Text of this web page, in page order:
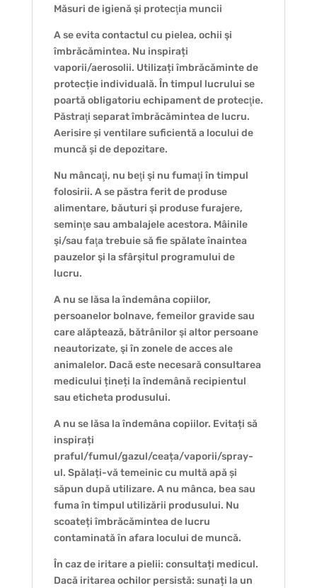
Măsuri de igienă şi protecţia muncii
A se evita contactul cu pielea, ochii şi
îmbrăcămintea. Nu inspirați
vaporii/aerosolii. Utilizați îmbrăcăminte de
protecție individuală. În timpul lucrului se
poartă obligatoriu echipament de protecţie.
Păstraţi separat îmbrăcămintea de lucru.
Aerisire și ventilare suficientă a locului de
muncă și de depozitare.
Nu mâncaţi, nu beţi şi nu fumaţi în timpul
folosirii. A se păstra ferit de produse
alimentare, băuturi şi produse furajere,
seminţe sau ambalajele acestora. Mâinile
şi/sau faţa trebuie să fie spălate înaintea
pauzelor şi la sfârşitul programului de
lucru.
A nu se lăsa la îndemâna copiilor,
persoanelor bolnave, femeilor gravide sau
care alăptează, bătrânilor şi altor persoane
neautorizate, şi în zonele de acces ale
animalelor. Dacă este necesară consultarea
medicului țineți la îndemână recipientul
sau eticheta produsului.
A nu se lăsa la îndemâna copiilor. Evitați să
inspirați
praful/fumul/gazul/ceața/vaporii/spray-
ul. Spălați-vă temeinic cu multă apă și
săpun după utilizare. A nu mânca, bea sau
fuma în timpul utilizării produsului. Nu
scoateți îmbrăcămintea de lucru
contaminată în afara locului de muncă.
În caz de iritare a pielii: consultați medicul.
Dacă iritarea ochilor persistă: sunați la un